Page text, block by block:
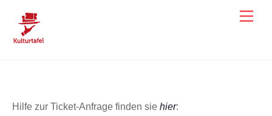
content
Hilfe zur Ticket-Anfrage finden sie hier: